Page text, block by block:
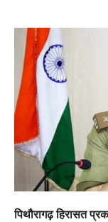
पिथौरागढ़ हिरासत